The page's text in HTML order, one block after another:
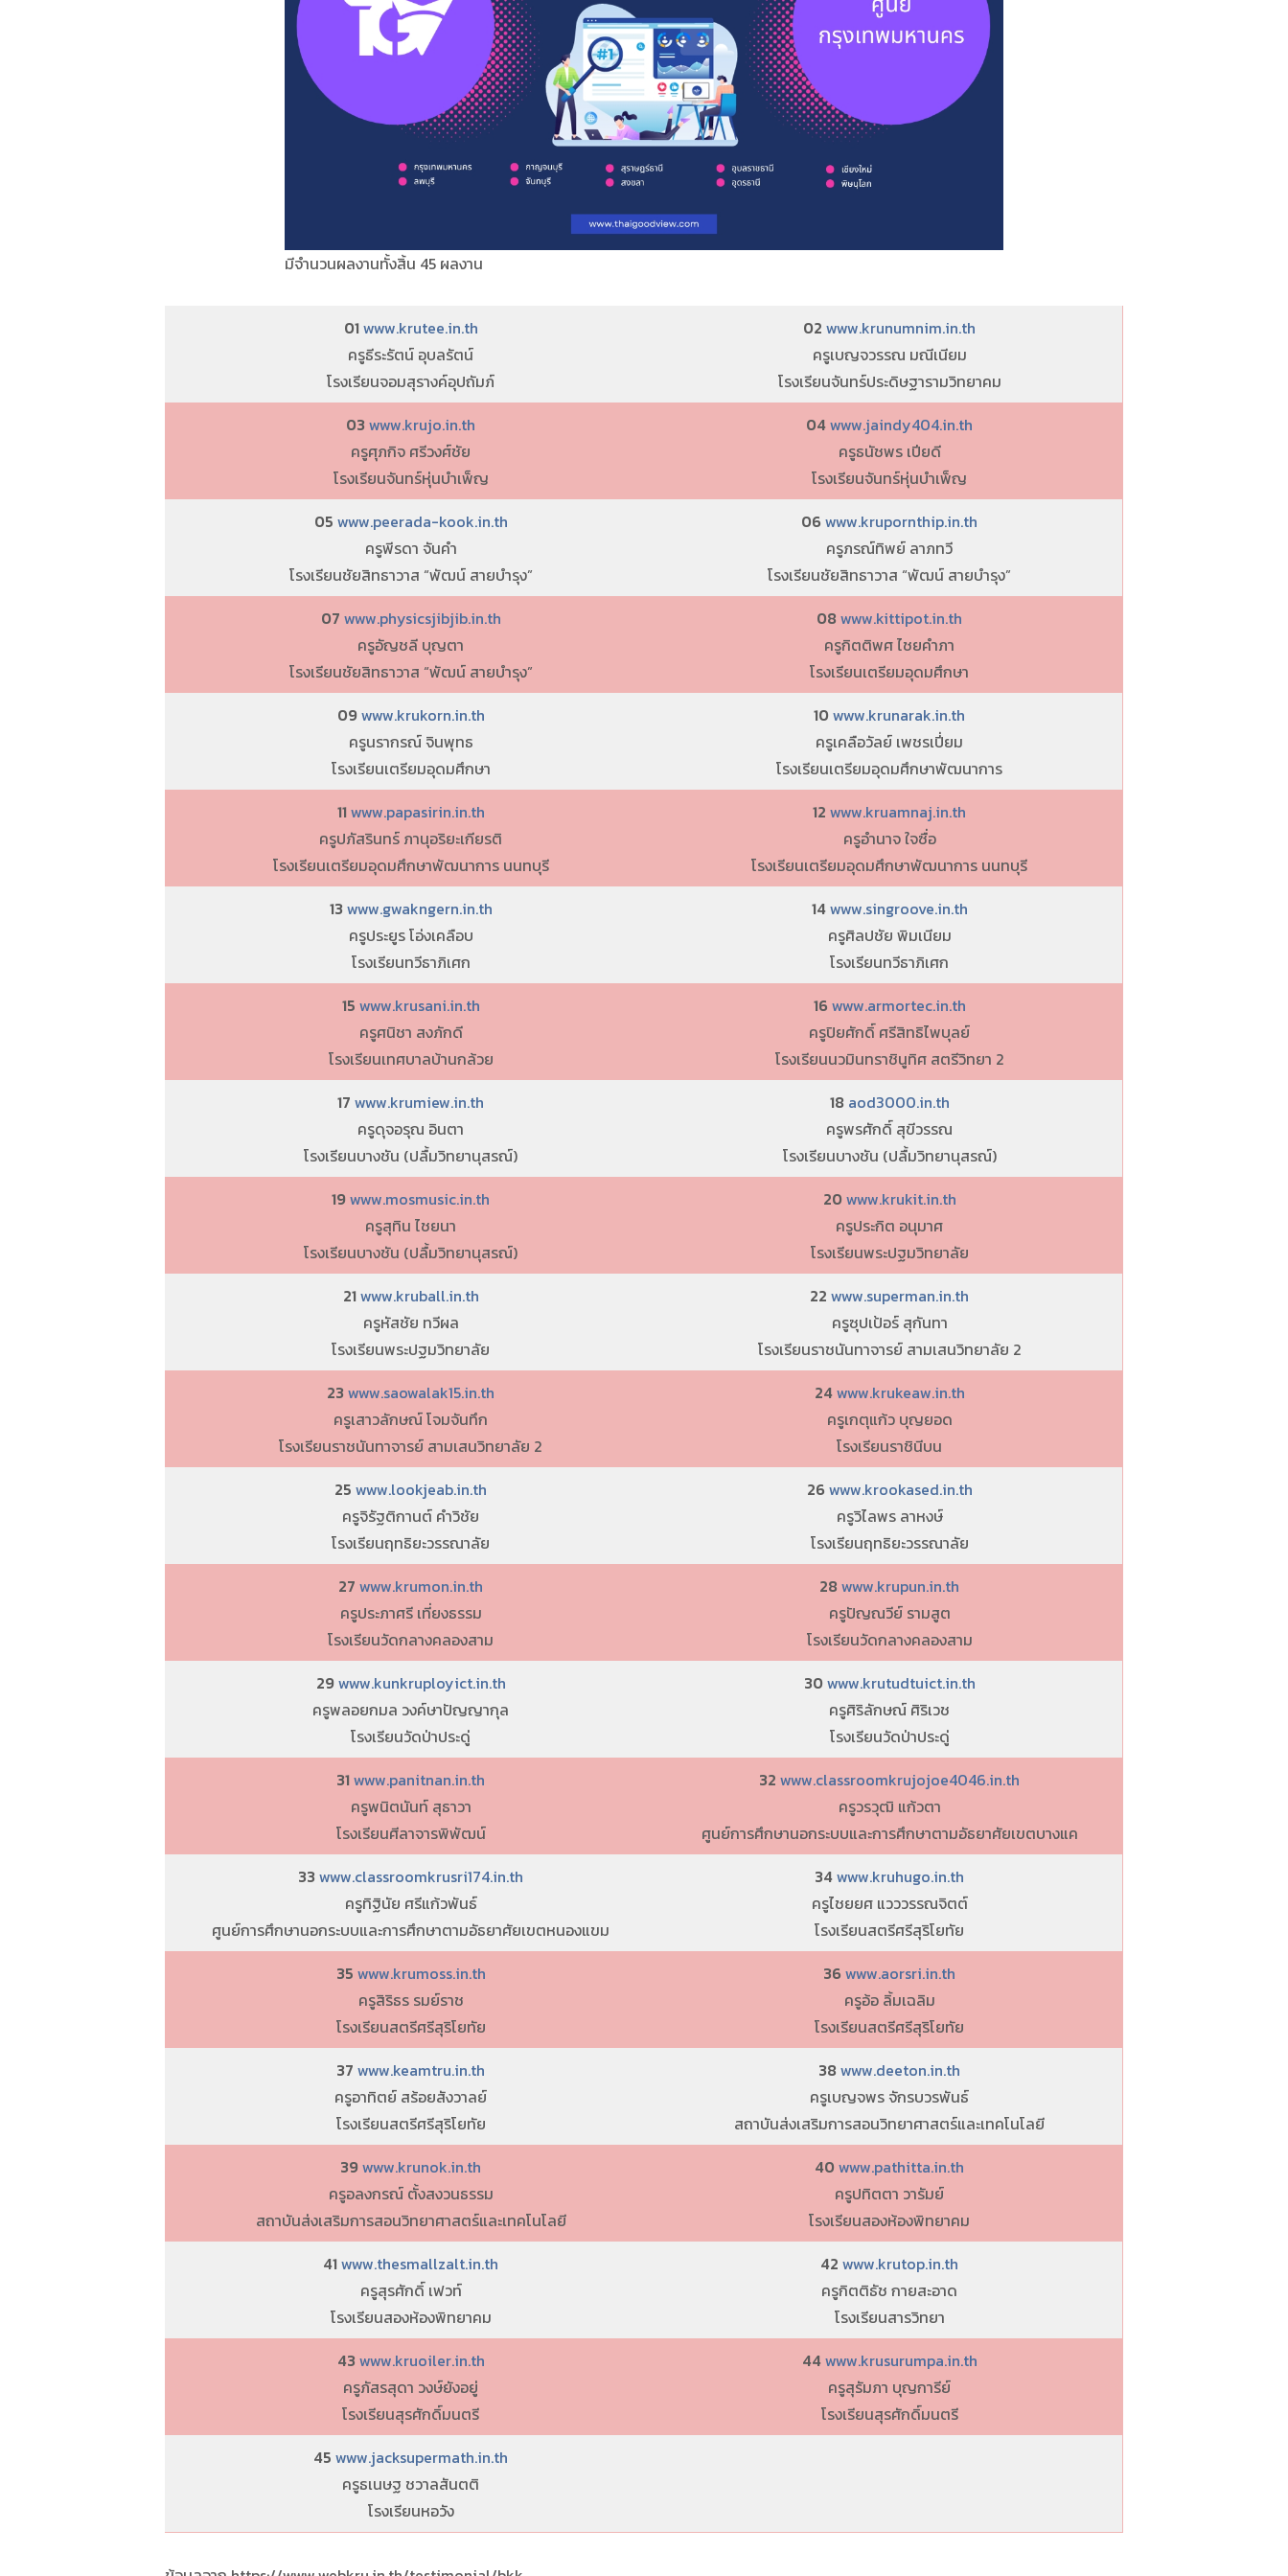
มีจำนวนผลงานทั้งสิ้น 45 ผลงาน
01www.krutee.in.th
ครูธีระรัตน์ อุบลรัตน์
โรงเรียนจอมสุรางค์อุปถัมภ์
02 www.krunumnim.in.th
ครูเบญจวรรณ มณีเนียม
โรงเรียนจันทร์ประดิษฐารามวิทยาคม
03www.krujo.in.th
ครูศุภกิจ ศรีวงศ์ชัย
โรงเรียนจันทร์หุ่นบำเพ็ญ
04www.jaindy404.in.th
ครูธนัชพร เปียดี
โรงเรียนจันทร์หุ่นบำเพ็ญ
05 www.peerada-kook.in.th
ครูพีรดา จันคำ
โรงเรียนชัยสิทธาวาส “พัฒน์ สายบำรุง”
06 www.krupornthip.in.th
ครูภรณ์ทิพย์ ลาภทวี
โรงเรียนชัยสิทธาวาส “พัฒน์ สายบำรุง”
07 www.physicsjibjib.in.th
ครูอัญชลี บุญตา
โรงเรียนชัยสิทธาวาส “พัฒน์ สายบำรุง”
08 www.kittipot.in.th
ครูกิตติพศ ไชยคำภา
โรงเรียนเตรียมอุดมศึกษา
09www.krukorn.in.th
ครูนรากรณ์ จินพุทธ
โรงเรียนเตรียมอุดมศึกษา
10www.krunarak.in.th
ครูเคลือวัลย์ เพชรเปี่ยม
โรงเรียนเตรียมอุดมศึกษาพัฒนาการ
11www.papasirin.in.th
ครูปภัสรินทร์ ภานุอริยะเกียรติ
โรงเรียนเตรียมอุดมศึกษาพัฒนาการ นนทบุรี
12 www.kruamnaj.in.th
ครูอำนาจ ใจซื่อ
โรงเรียนเตรียมอุดมศึกษาพัฒนาการ นนทบุรี
13www.gwakngern.in.th
ครูประยูร โอ่งเคลือบ
โรงเรียนทวีธาภิเศก
14www.singroove.in.th
ครูศิลปชัย พิมเนียม
โรงเรียนทวีธาภิเศก
15 www.krusani.in.th
ครูศนิชา สงภักดี
โรงเรียนเทศบาลบ้านกล้วย
16 www.armortec.in.th
ครูปิยศักดิ์ ศรีสิทธิไพบุลย์
โรงเรียนนวมินทราชินูทิศ สตรีวิทยา 2
17 www.krumiew.in.th
ครูดุจอรุณ อินตา
โรงเรียนบางชัน (ปลื้มวิทยานุสรณ์)
18 aod3000.in.th
ครูพรศักดิ์ สุขีวรรณ
โรงเรียนบางชัน (ปลื้มวิทยานุสรณ์)
19www.mosmusic.in.th
ครูสุทิน ไชยนา
โรงเรียนบางชัน (ปลื้มวิทยานุสรณ์)
20www.krukit.in.th
ครูประกิต อนุมาศ
โรงเรียนพระปฐมวิทยาลัย
21www.kruball.in.th
ครูหัสชัย ทวีผล
โรงเรียนพระปฐมวิทยาลัย
22 www.superman.in.th
ครูซุปเป้อร์ สุกันทา
โรงเรียนราชนันทาจารย์ สามเสนวิทยาลัย 2
23www.saowalak15.in.th
ครูเสาวลักษณ์ โจมจันทึก
โรงเรียนราชนันทาจารย์ สามเสนวิทยาลัย 2
24www.krukeaw.in.th
ครูเกตุแก้ว บุญยอด
โรงเรียนราชินีบน
25 www.lookjeab.in.th
ครูจิรัฐติกานต์ คำวิชัย
โรงเรียนฤทธิยะวรรณาลัย
26 www.krookased.in.th
ครูวิไลพร ลาหงษ์
โรงเรียนฤทธิยะวรรณาลัย
27 www.krumon.in.th
ครูประภาศรี เที่ยงธรรม
โรงเรียนวัดกลางคลองสาม
28 www.krupun.in.th
ครูปัญณวีย์ รามสูต
โรงเรียนวัดกลางคลองสาม
29www.kunkruployict.in.th
ครูพลอยกมล วงค์ษาปัญญากุล
โรงเรียนวัดป่าประดู่
30www.krutudtuict.in.th
ครูศิริลักษณ์ ศิริเวช
โรงเรียนวัดป่าประดู่
31www.panitnan.in.th
ครูพนิตนันท์ สุธาวา
โรงเรียนศีลาจารพิพัฒน์
32 www.classroomkrujojoe4046.in.th
ครูวรวุฒิ แก้วตา
ศูนย์การศึกษานอกระบบและการศึกษาตามอัธยาศัยเขตบางแค
33www.classroomkrusri174.in.th
ครูทิฐินัย ศรีแก้วพันธ์
ศูนย์การศึกษานอกระบบและการศึกษาตามอัธยาศัยเขตหนองแขม
34www.kruhugo.in.th
ครูไชยยศ แวววรรณจิตต์
โรงเรียนสตรีศรีสุริโยทัย
35 www.krumoss.in.th
ครูสิริธร รมย์ราช
โรงเรียนสตรีศรีสุริโยทัย
36 www.aorsri.in.th
ครูอ้อ ลิ้มเฉลิม
โรงเรียนสตรีศรีสุริโยทัย
37 www.keamtru.in.th
ครูอาทิตย์ สร้อยสังวาลย์
โรงเรียนสตรีศรีสุริโยทัย
38 www.deeton.in.th
ครูเบญจพร จักรบวรพันธ์
สถาบันส่งเสริมการสอนวิทยาศาสตร์และเทคโนโลยี
39www.krunok.in.th
ครูอลงกรณ์ ตั้งสงวนธรรม
สถาบันส่งเสริมการสอนวิทยาศาสตร์และเทคโนโลยี
40www.pathitta.in.th
ครูปทิตตา วารัมย์
โรงเรียนสองห้องพิทยาคม
41www.thesmallzalt.in.th
ครูสุรศักดิ์ เฟวท์
โรงเรียนสองห้องพิทยาคม
42 www.krutop.in.th
ครูกิตติธัช กายสะอาด
โรงเรียนสารวิทยา
43www.kruoiler.in.th
ครูภัสรสุดา วงษ์ยังอยู่
โรงเรียนสุรศักดิ์มนตรี
44www.krusurumpa.in.th
ครูสุรัมภา บุญการีย์
โรงเรียนสุรศักดิ์มนตรี
45 www.jacksupermath.in.th
ครูธเนษฐ ชวาลสันตติ
โรงเรียนหอวัง